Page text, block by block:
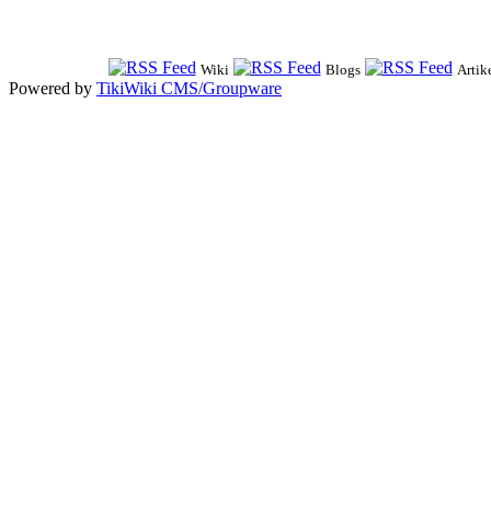
Wiki Blogs
Powered by TikiWiki CMS/Groupware